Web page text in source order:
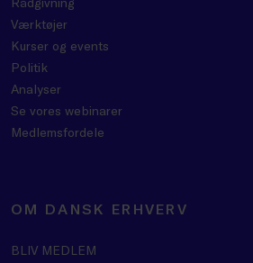
Værktøjer
Kurser og events
Politik
Analyser
Se vores webinarer
Medlemsfordele
OM DANSK ERHVERV
BLIV MEDLEM